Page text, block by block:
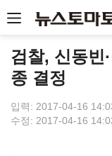
검찰, 신동빈
종 결정
입력: 2017-04-16
수정: 2017-04-16